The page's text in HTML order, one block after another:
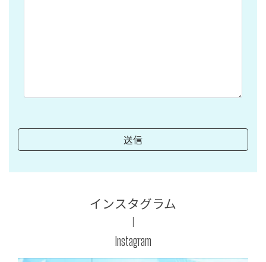
インスタグラム
Instagram